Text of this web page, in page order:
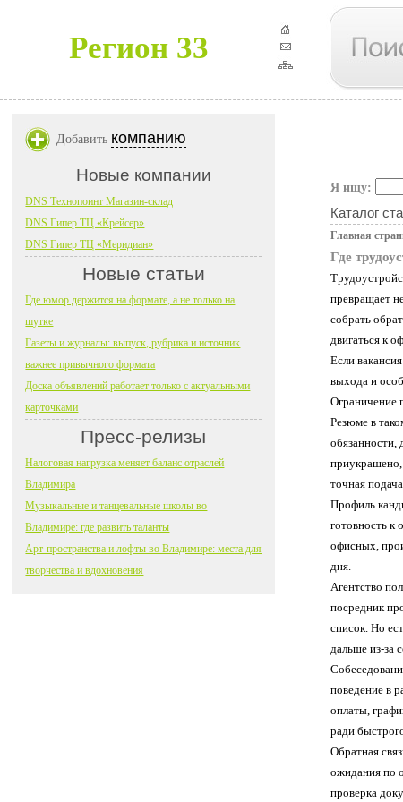
Регион 33
Я ищу:
Каталог
Главная
Где
превращает
собрать
двигаться к
Если
выхода и
Ограничение
Резюме в
обязанности,
приукрашено,
точная
Профиль
готовность к
офисных,
дня.
Агентство
посредник
список. Но
дальше из-за
поведение в
оплаты,
ради
Обратная
ожидания по
проверка
Добавить компанию
Новые компании
DNS Технопоинт Магазин-склад
DNS Гипер ТЦ «Крейсер»
DNS Гипер ТЦ «Меридиан»
Новые статьи
Где юмор держится на формате, а не только на
шутке
Газеты и журналы: выпуск, рубрика и источник
важнее привычного формата
Доска объявлений работает только с актуальными
карточками
Пресс-релизы
Налоговая нагрузка меняет баланс отраслей
Владимира
Музыкальные и танцевальные школы во
Владимире: где развить таланты
Арт-пространства и лофты во Владимире: места для
творчества и вдохновения